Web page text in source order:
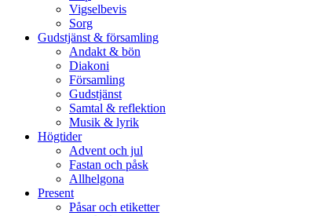
Vigselbevis
Sorg
Gudstjänst & församling
Andakt & bön
Diakoni
Församling
Gudstjänst
Samtal & reflektion
Musik & lyrik
Högtider
Advent och jul
Fastan och påsk
Allhelgona
Present
Påsar och etiketter